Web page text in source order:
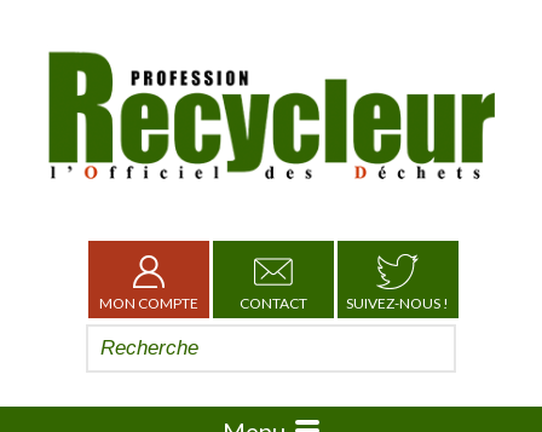
MON COMPTE CONTACT SUIVEZ-NOUS !